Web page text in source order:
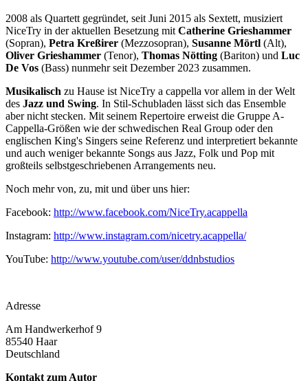
2008 als Quartett gegründet, seit Juni 2015 als Sextett, musiziert
NiceTry in der aktuellen Besetzung mit Catherine Grieshammer
(Sopran), Petra Kreßirer (Mezzosopran), Susanne Mörtl (Alt),
Oliver Grieshammer (Tenor), Thomas Nötting (Bariton) und Luc
De Vos (Bass) nunmehr seit Dezember 2023 zusammen.
Musikalisch zu Hause ist NiceTry a cappella vor allem in der Welt
des Jazz und Swing. In Stil-Schubladen lässt sich das Ensemble
aber nicht stecken. Mit seinem Repertoire erweist die Gruppe A-
Cappella-Größen wie der schwedischen Real Group oder den
englischen King's Singers seine Referenz und interpretiert bekannte
und auch weniger bekannte Songs aus Jazz, Folk und Pop mit
großteils selbstgeschriebenen Arrangements neu.
Noch mehr von, zu, mit und über uns hier:
Facebook: http://www.facebook.com/NiceTry.acappella
Instagram: http://www.instagram.com/nicetry.acappella/
YouTube: http://www.youtube.com/user/ddnbstudios
Adresse
Am Handwerkerhof 9
85540 Haar
Deutschland
Kontakt zum Autor